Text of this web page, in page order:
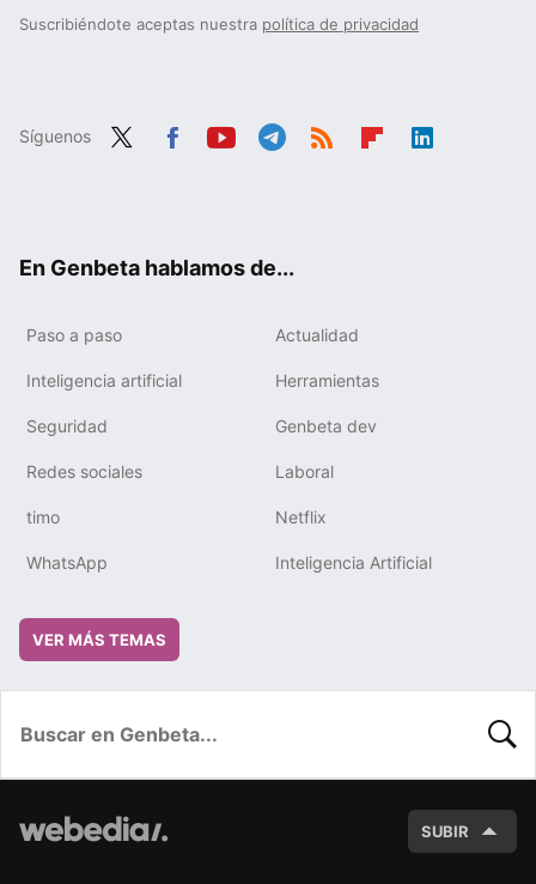
Suscribiéndote aceptas nuestra política de privacidad
Síguenos
En Genbeta hablamos de...
Paso a paso Actualidad
Inteligencia artificial Herramientas
Seguridad Genbeta dev
Redes sociales Laboral
timo Netflix
WhatsApp Inteligencia Artificial
VER MÁS TEMAS
SUBIR